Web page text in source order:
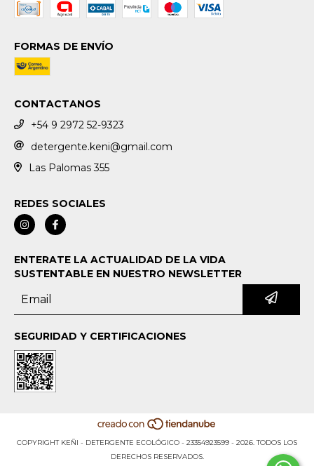
FORMAS DE ENVÍO
CONTACTANOS
+54 9 2972 52-9323
detergente.keni@gmail.com
Las Palomas 355
REDES SOCIALES
ENTERATE LA ACTUALIDAD DE LA VIDA
SUSTENTABLE EN NUESTRO NEWSLETTER
SEGURIDAD Y CERTIFICACIONES
COPYRIGHT KEÑI - DETERGENTE ECOLÓGICO - 23354923599 - 2026. TODOS LOS
DERECHOS RESERVADOS.